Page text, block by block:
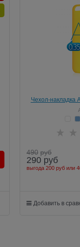
Чехол-накладка
490 руб
290 руб
выгода 200 руб или
Добавить в